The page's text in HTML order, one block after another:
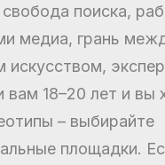
поиска,
медиа, грань
искусством,
вам 18–20 лет и вы
– выбирайте
площадки.